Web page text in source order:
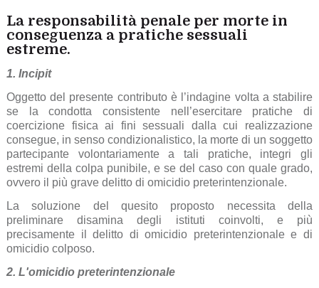
La responsabilità penale per morte in
conseguenza a pratiche sessuali
estreme.
1. Incipit
Oggetto del presente contributo è l’indagine volta a stabilire
se la condotta consistente nell’esercitare pratiche di
coercizione fisica ai fini sessuali dalla cui realizzazione
consegue, in senso condizionalistico, la morte di un soggetto
partecipante volontariamente a tali pratiche, integri gli
estremi della colpa punibile, e se del caso con quale grado,
ovvero il più grave delitto di omicidio preterintenzionale.
La soluzione del quesito proposto necessita della
preliminare disamina degli istituti coinvolti, e più
precisamente il delitto di omicidio preterintenzionale e di
omicidio colposo.
2. L'omicidio preterintenzionale